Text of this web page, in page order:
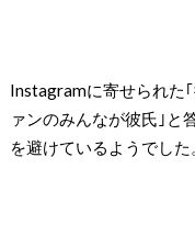
Instagramに寄せられた
ァンのみんなが彼氏｣と
を避けているようでした